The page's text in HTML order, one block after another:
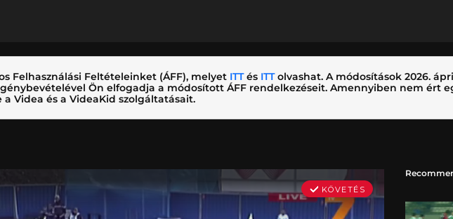
Felhasználási Feltételeinket (ÁFF), melyet ITTés ITTolvashat. A módosítások 2026.
Ön elfogadja a módosított ÁFF rendelkezéseit. Amennyiben nem ért
Videa és a VideaKid szolgáltatásait.